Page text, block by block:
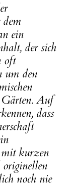
ein
der sich
oft
um den
Auf
dass
mit kurzen
noch nie